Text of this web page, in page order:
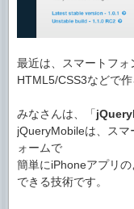
最近は、スマートフ
HTML5/CSS3などで
みなさんは、「
jQueryMobileは、スマ
ォームで
簡単にiPhoneアプリ
できる技術です。